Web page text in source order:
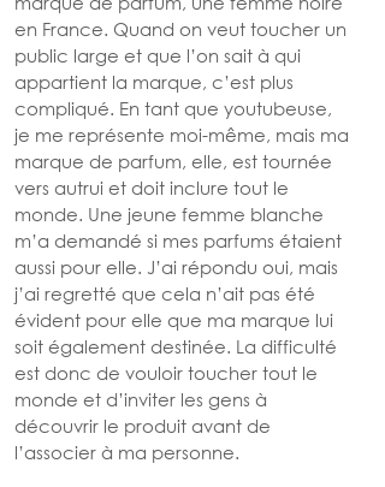
en France. Quand on veut toucher un
public large et que l’on sait à qui
appartient la marque, c’est plus
compliqué. En tant que youtubeuse,
je me représente moi-même, mais ma
marque de parfum, elle, est tournée
vers autrui et doit inclure tout le
monde. Une jeune femme blanche
m’a demandé si mes parfums étaient
aussi pour elle. J’ai répondu oui, mais
j’ai regretté que cela n’ait pas été
évident pour elle que ma marque lui
soit également destinée. La difficulté
est donc de vouloir toucher tout le
monde et d’inviter les gens à
découvrir le produit avant de
l’associer à ma personne.